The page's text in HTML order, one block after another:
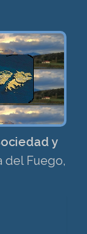
y
del Fuego,